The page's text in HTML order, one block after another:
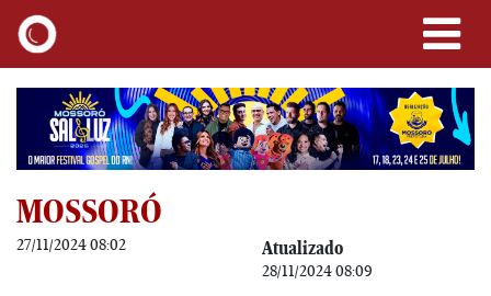
MOSSORÓ
27/11/2024 08:02 Atualizado
28/11/2024 08:09